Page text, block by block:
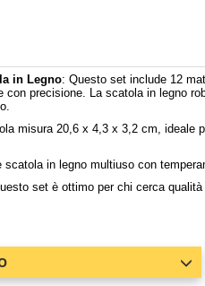
in Legno: Questo set include 12
precisione. La scatola in legno
misura 20,6 x 4,3 x 3,2 cm, ideale
in legno multiuso con
set è ottimo per chi cerca